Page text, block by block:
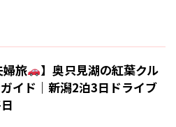
婦旅
】奥只見湖の紅葉クル
イド｜新潟2泊3日ドライブ